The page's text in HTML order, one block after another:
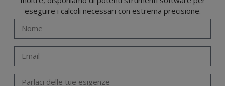
eseguire i calcoli necessari con estrema precisione.